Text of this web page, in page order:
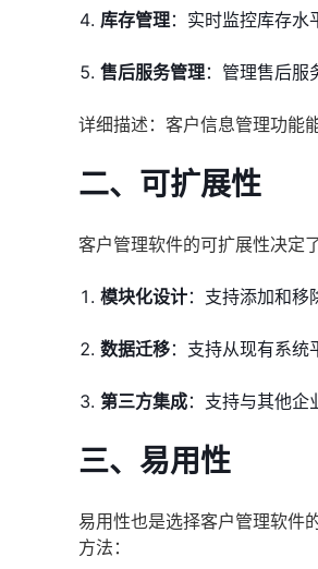
库存管理：实时监控库存水
售后服务管理：管理售后服
详细描述：客户信息管理功能
二、可扩展性
客户管理软件的可扩展性决定
模块化设计：支持添加和移
数据迁移：支持从现有系统
第三方集成：支持与其他企
三、易用性
易用性也是选择客户管理软件
方法：